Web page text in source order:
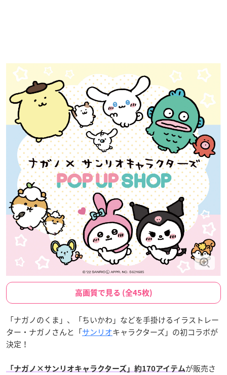
高画質で見る (全45枚)
「ナガノのくま」、「ちいかわ」などを手掛けるイラストレー
ター・ナガノさんと「サンリオキャラクターズ」の初コラボが
決定！
「ナガノ×サンリオキャラクターズ」約170アイテムが販売さ